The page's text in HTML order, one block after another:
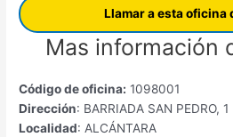
Llamar a esta oficina
Mas información
Código de oficina: 1098001
Dirección: BARRIADA SAN PEDRO, 1
Localidad: ALCÁNTARA